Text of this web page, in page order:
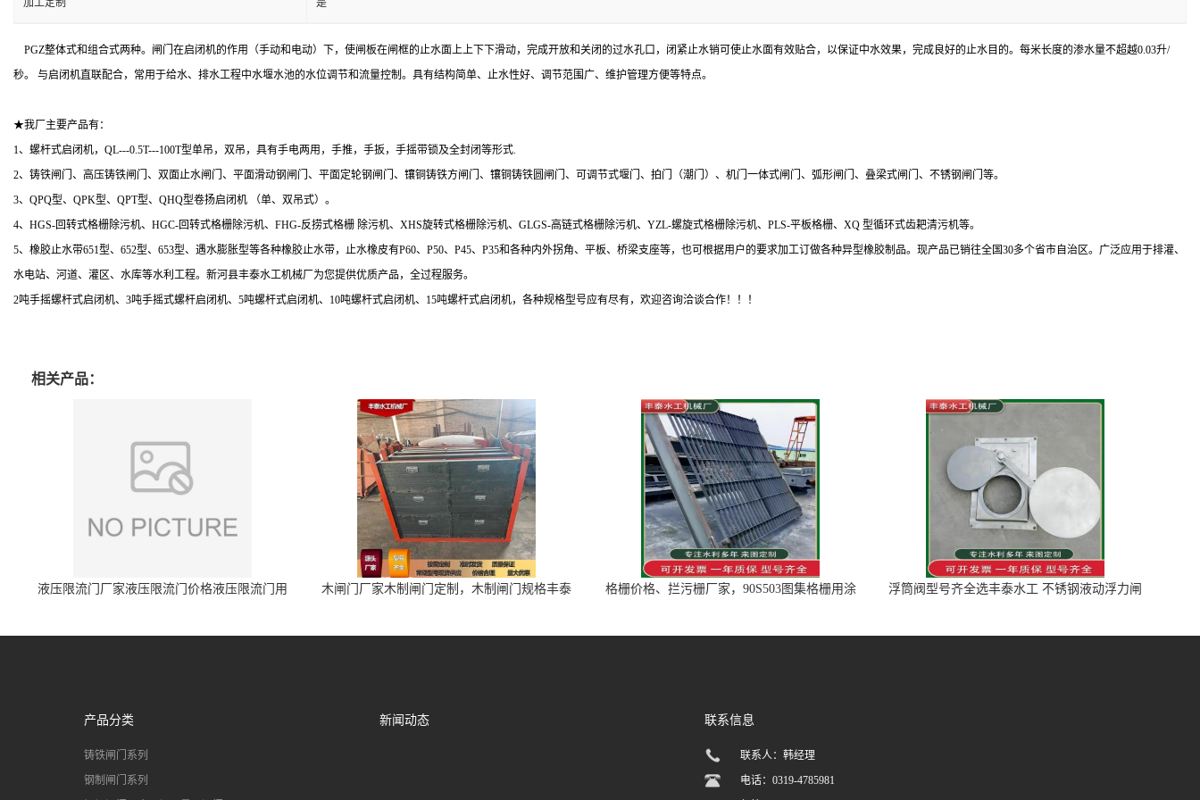
加工定制 是
PGZ整体式和组合式两种。闸门在启闭机的作用（手动和电动）下，使闸板在闸框的止水面上上下下滑动，完成开放和关闭的过水孔口，闭紧止水销可使止水面有效贴合，以保证中水效果，完成良好的止水目的。每米长度的渗水量不超越0.03升/
秒。 与启闭机直联配合，常用于给水、排水工程中水堰水池的水位调节和流量控制。具有结构简单、止水性好、调节范围广、维护管理方便等特点。
★我厂主要产品有：
1、螺杆式启闭机，QL---0.5T---100T型单吊，双吊，具有手电两用，手推，手扳，手摇带锁及全封闭等形式.
2、铸铁闸门、高压铸铁闸门、双面止水闸门、平面滑动钢闸门、平面定轮钢闸门、镶铜铸铁方闸门、镶铜铸铁圆闸门、可调节式堰门、拍门（潮门）、机门一体式闸门、弧形闸门、叠梁式闸门、不锈钢闸门等。
3、QPQ型、QPK型、QPT型、QHQ型卷扬启闭机 （单、双吊式）。
4、HGS-回转式格栅除污机、HGC-回转式格栅除污机、FHG-反捞式格栅 除污机、XHS旋转式格栅除污机、GLGS-高链式格栅除污机、YZL-螺旋式格栅除污机、PLS-平板格栅、XQ 型循环式齿耙清污机等。
5、橡胶止水带651型、652型、653型、遇水膨胀型等各种橡胶止水带，止水橡皮有P60、P50、P45、P35和各种内外拐角、平板、桥梁支座等，也可根据用户的要求加工订做各种异型橡胶制品。现产品已销往全国30多个省市自治区。广泛应用于排灌、
水电站、河道、灌区、水库等水利工程。新河县丰泰水工机械厂为您提供优质产品，全过程服务。
2吨手摇螺杆式启闭机、3吨手摇式螺杆启闭机、5吨螺杆式启闭机、10吨螺杆式启闭机、15吨螺杆式启闭机，各种规格型号应有尽有，欢迎咨询洽谈合作！！！
相关产品：
液压限流门厂家液压限流门价格液压限流门用
木闸门厂家木制闸门定制，木制闸门规格丰泰
格栅价格、拦污栅厂家，90S503图集格栅用涂
浮筒阀型号齐全选丰泰水工 不锈钢液动浮力闸
产品分类
铸铁闸门系列
钢制闸门系列
新闻动态 联系信息
联系人：韩经理
电话：0319-4785981